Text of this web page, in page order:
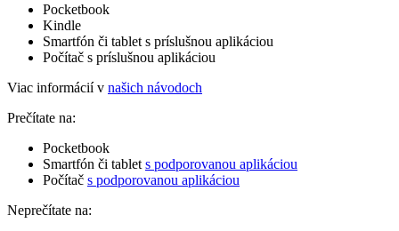
Pocketbook
Kindle
Smartfón či tablet s príslušnou aplikáciou
Počítač s príslušnou aplikáciou
Viac informácií v našich návodoch
Prečítate na:
Pocketbook
Smartfón či tablet s podporovanou aplikáciou
Počítač s podporovanou aplikáciou
Neprečítate na: